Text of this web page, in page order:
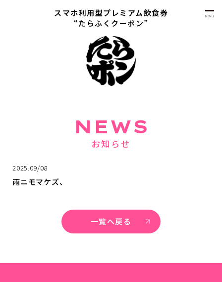
スマホ利用型プレミアム飲食券
“たらふくクーポン”
MENU
NEWS
お知らせ
2025.09/08
雨ニモマケズ、
一覧へ戻る